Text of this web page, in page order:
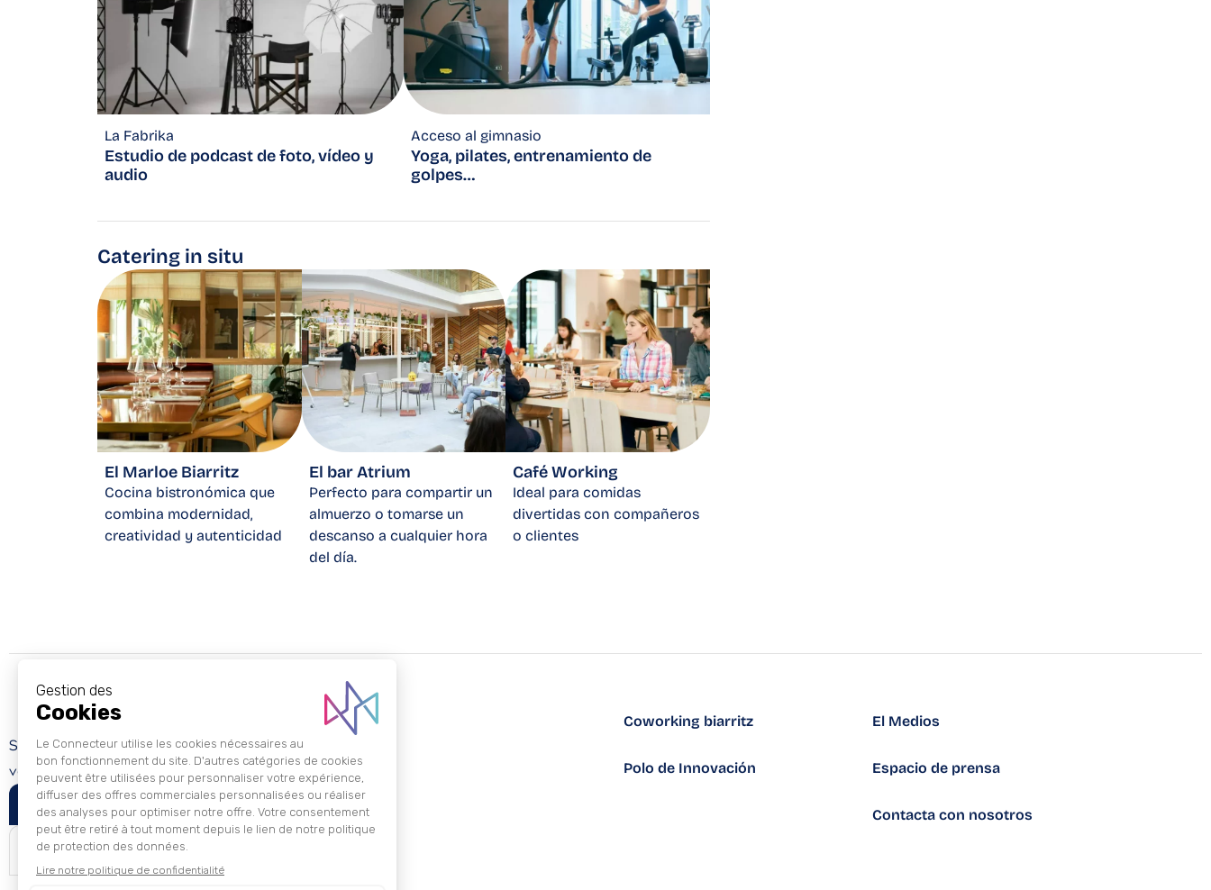
La Fabrika
Estudio de podcast de foto, vídeo y
audio
Acceso al gimnasio
Yoga, pilates, entrenamiento de
golpes…
Catering in situ
El Marloe Biarritz
Cocina bistronómica que
combina modernidad,
creatividad y autenticidad
El bar Atrium
Perfecto para compartir un
almuerzo o tomarse un
descanso a cualquier hora
del día.
Café Working
Ideal para comidas
divertidas con compañeros
o clientes
Suivez les nouveautés et les événements du Connecteur en
vous inscrivant à notre newsletter mensuelle.
Je m'inscris
Coworking biarritz
Polo de Innovación
El Medios
Espacio de prensa
Contacta con nosotros